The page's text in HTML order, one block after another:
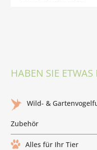
HABEN SIE
Wild- &
Zubehör
Alles für Ihr Tier